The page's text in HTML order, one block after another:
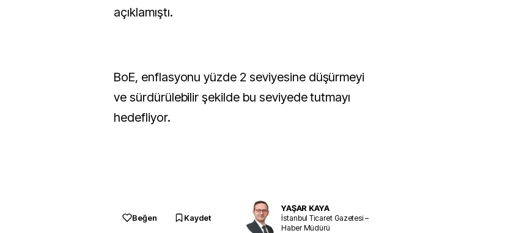
açıklamıştı.
BoE, enflasyonu yüzde 2 seviyesine düşürmeyi
ve sürdürülebilir şekilde bu seviyede tutmayı
hedefliyor.
Beğen Kaydet
YAŞAR KAYA
İstanbul Ticaret Gazetesi –
Haber Müdürü